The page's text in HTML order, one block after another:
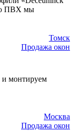
ПВХ мы
Томск
Продажа окон
и монтируем
Москва
Продажа окон